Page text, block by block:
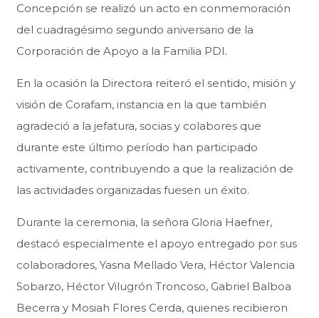
Concepción se realizó un acto en conmemoración
del cuadragésimo segundo aniversario de la
Corporación de Apoyo a la Familia PDI.
En la ocasión la Directora reiteró el sentido, misión y
visión de Corafam, instancia en la que también
agradeció a la jefatura, socias y colabores que
durante este último período han participado
activamente, contribuyendo a que la realización de
las actividades organizadas fuesen un éxito.
Durante la ceremonia, la señora Gloria Haefner,
destacó especialmente el apoyo entregado por sus
colaboradores, Yasna Mellado Vera, Héctor Valencia
Sobarzo, Héctor Vilugrón Troncoso, Gabriel Balboa
Becerra y Mosiah Flores Cerda, quienes recibieron